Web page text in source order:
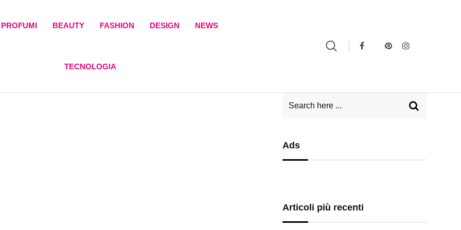
PROFUMI BEAUTY FASHION DESIGN NEWS
TECNOLOGIA
Ads
Articoli più recenti